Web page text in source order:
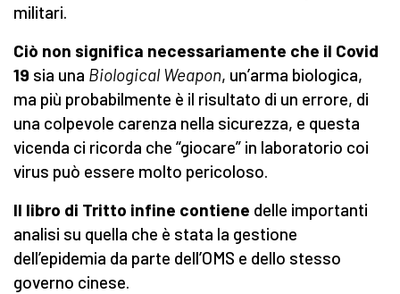
militari.
Ciò non significa necessariamente che il Covid
19 sia una Biological Weapon, un’arma biologica,
ma più probabilmente è il risultato di un errore, di
una colpevole carenza nella sicurezza, e questa
vicenda ci ricorda che “giocare” in laboratorio coi
virus può essere molto pericoloso.
Il libro di Tritto infine contiene delle importanti
analisi su quella che è stata la gestione
dell’epidemia da parte dell’OMS e dello stesso
governo cinese.